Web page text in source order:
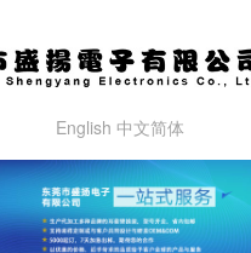
English 中文简体